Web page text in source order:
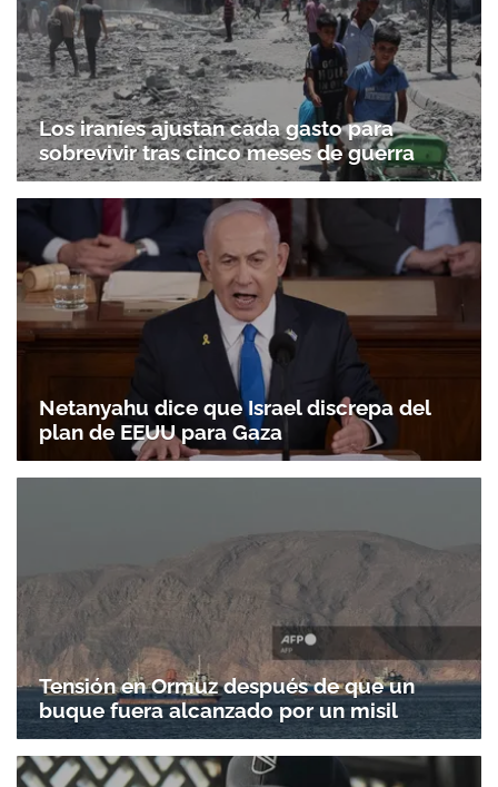
Los iraníes ajustan cada gasto para
sobrevivir tras cinco meses de guerra
Netanyahu dice que Israel discrepa del
plan de EEUU para Gaza
Tensión en Ormuz después de que un
buque fuera alcanzado por un misil